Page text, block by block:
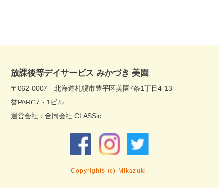
放課後等デイサービス みかづき 美園
〒062-0007 北海道札幌市豊平区美園7条1丁目4-13
誉PARC7・1ビル
運営会社：合同会社 CLASSic
Copyrights (c) Mikazuki.